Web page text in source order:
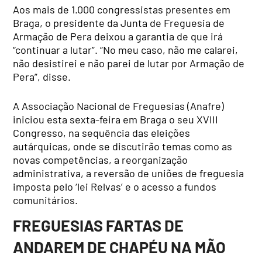
Aos mais de 1.000 congressistas presentes em
Braga, o presidente da Junta de Freguesia de
Armação de Pera deixou a garantia de que irá
“continuar a lutar”. “No meu caso, não me calarei,
não desistirei e não parei de lutar por Armação de
Pera”, disse.
A Associação Nacional de Freguesias (Anafre)
iniciou esta sexta-feira em Braga o seu XVIII
Congresso, na sequência das eleições
autárquicas, onde se discutirão temas como as
novas competências, a reorganização
administrativa, a reversão de uniões de freguesia
imposta pelo ‘lei Relvas’ e o acesso a fundos
comunitários.
FREGUESIAS FARTAS DE
ANDAREM DE CHAPÉU NA MÃO